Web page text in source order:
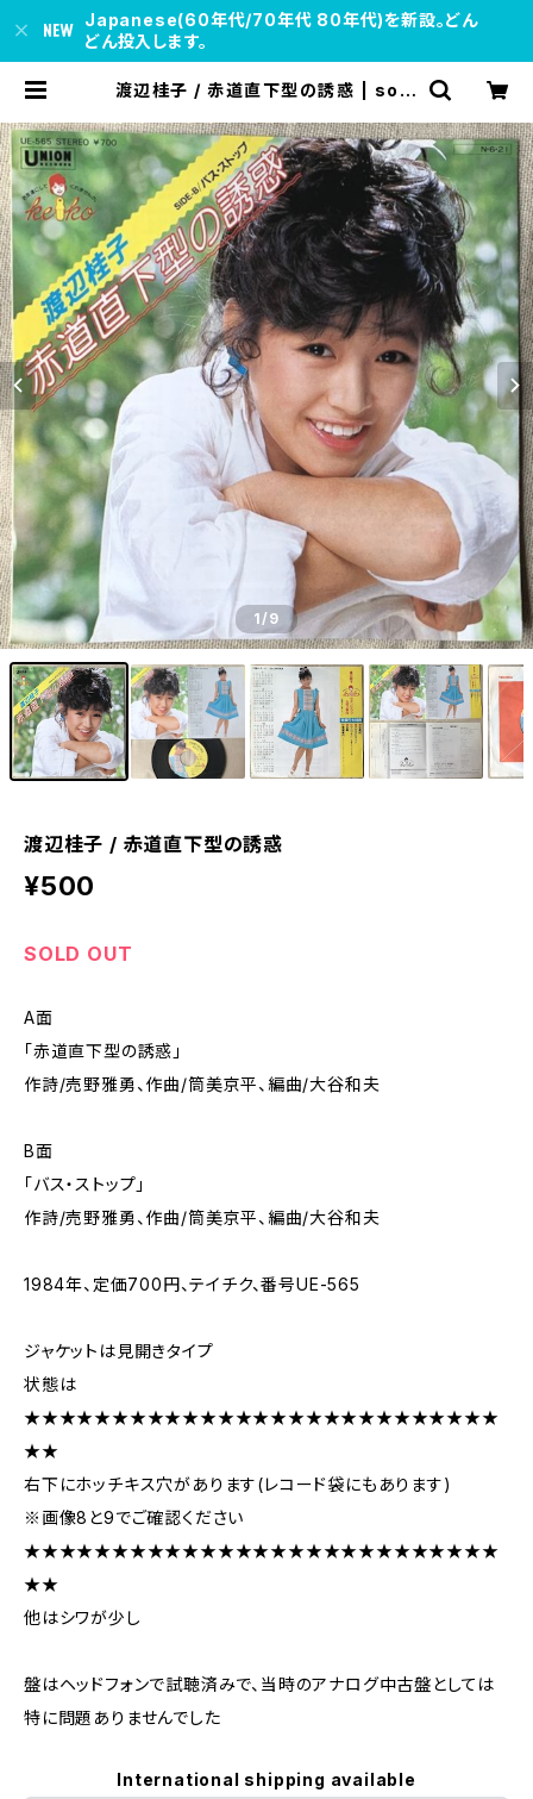
Japanese(60年代/70年代 80年代)を新設。どん
どん投入します。
渡辺桂子 / 赤道直下型の誘惑 | soul
1/9
渡辺桂子 / 赤道直下型の誘惑
¥500
SOLD OUT
A面
「赤道直下型の誘惑｣
作詩/売野雅勇、作曲/筒美京平、編曲/大谷和夫
B面
「バス・ストップ」
作詩/売野雅勇、作曲/筒美京平、編曲/大谷和夫
1984年、定価700円、テイチク、番号UE-565
ジャケットは見開きタイプ
状態は
★★★★★★★★★★★★★★★★★★★★★★★★★★★
★★
右下にホッチキス穴があります(レコード袋にもあります)
※画像8と9でご確認ください
★★★★★★★★★★★★★★★★★★★★★★★★★★★
★★
他はシワが少し
盤はヘッドフォンで試聴済みで、当時のアナログ中古盤としては
特に問題ありませんでした
International shipping available